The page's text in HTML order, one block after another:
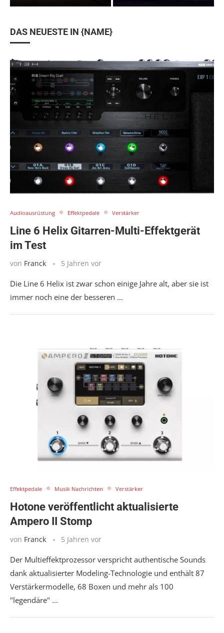
DAS NEUESTE IN {NAME}
Audioausrüstung Effektpedale Verstärker
Line 6 Helix Gitarren-Multi-Effektgerät
im Test
von Franck 5 Jahren vor
Die Line 6 Helix ist zwar schon einige Jahre alt, aber sie ist
immer noch eine der besseren ...
Effektpedale Musik Nachrichten Verstärker
Hotone veröffentlicht aktualisierte
Ampero II Stomp
von Franck 5 Jahren vor
Der Multieffektprozessor verspricht authentische Sounds
dank aktualisierter Modeling-Technologie und enthält 87
Verstärkermodelle, 68 Boxen und mehr als 100
"legendäre" ...